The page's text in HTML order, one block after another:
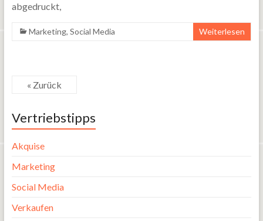
abgedruckt,
Marketing, Social Media Weiterlesen
« Zurück
Vertriebstipps
Akquise
Marketing
Social Media
Verkaufen